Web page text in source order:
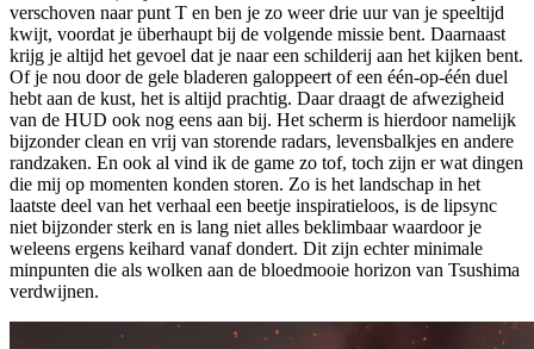
verschoven naar punt T en ben je zo weer drie uur van je speeltijd
kwijt, voordat je überhaupt bij de volgende missie bent. Daarnaast
krijg je altijd het gevoel dat je naar een schilderij aan het kijken bent.
Of je nou door de gele bladeren galoppeert of een één-op-één duel
hebt aan de kust, het is altijd prachtig. Daar draagt de afwezigheid
van de HUD ook nog eens aan bij. Het scherm is hierdoor namelijk
bijzonder clean en vrij van storende radars, levensbalkjes en andere
randzaken. En ook al vind ik de game zo tof, toch zijn er wat dingen
die mij op momenten konden storen. Zo is het landschap in het
laatste deel van het verhaal een beetje inspiratieloos, is de lipsync
niet bijzonder sterk en is lang niet alles beklimbaar waardoor je
weleens ergens keihard vanaf dondert. Dit zijn echter minimale
minpunten die als wolken aan de bloedmooie horizon van Tsushima
verdwijnen.